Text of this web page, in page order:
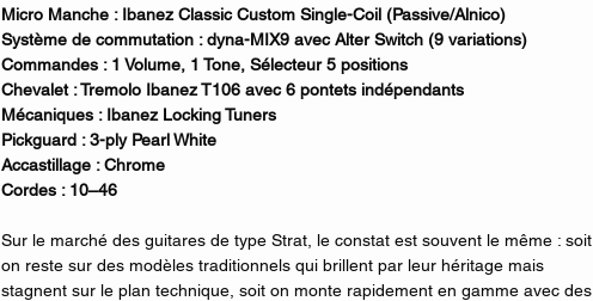
Micro Manche : Ibanez Classic Custom Single-Coil (Passive/Alnico)
Système de commutation : dyna-MIX9 avec Alter Switch (9 variations)
Commandes : 1 Volume, 1 Tone, Sélecteur 5 positions
Chevalet : Tremolo Ibanez T106 avec 6 pontets indépendants
Mécaniques : Ibanez Locking Tuners
Pickguard : 3-ply Pearl White
Accastillage : Chrome
Cordes : 10–46
Sur le marché des guitares de type Strat, le constat est souvent le même : soit
on reste sur des modèles traditionnels qui brillent par leur héritage mais
stagnent sur le plan technique, soit on monte rapidement en gamme avec des